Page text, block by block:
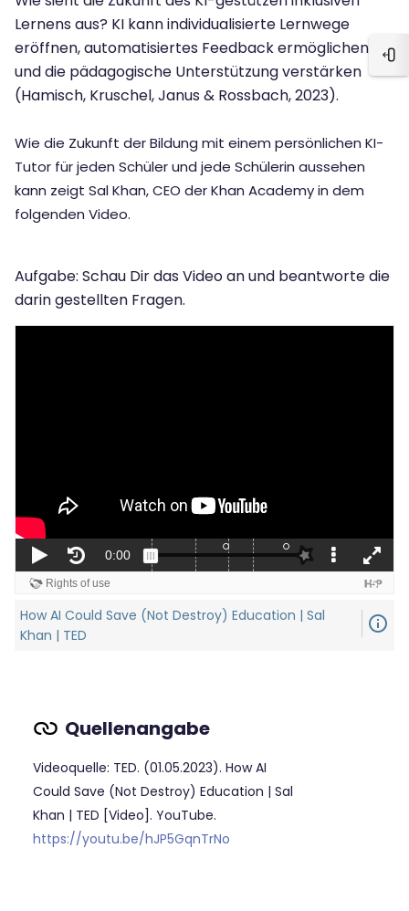
Lernens aus? KI kann individualisierte Lernwege
eröffnen, automatisiertes Feedback ermöglichen
und die pädagogische Unterstützung verstärken
(Hamisch, Kruschel, Janus & Rossbach, 2023).
Wie die Zukunft der Bildung mit einem persönlichen KI-
Tutor für jeden Schüler und jede Schülerin aussehen
kann zeigt Sal Khan, CEO der Khan Academy in dem
folgenden Video.
Aufgabe: Schau Dir das Video an und beantworte die
darin gestellten Fragen.
How AI Could Save (Not Destroy) Education | Sal
Khan | TED
info_outline
Videoquelle: TED. (01.05.2023). How AI
Could Save (Not Destroy) Education | Sal
Khan | TED [Video]. YouTube.
https://youtu.be/hJP5GqnTrNo